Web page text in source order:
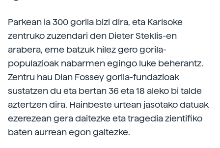
Parkean ia 300 gorila bizi dira, eta Karisoke
zentruko zuzendari den Dieter Steklis-en
arabera, eme batzuk hilez gero gorila-
populazioak nabarmen egingo luke beherantz.
Zentru hau Dian Fossey gorila-fundazioak
sustatzen du eta bertan 36 eta 18 aleko bi talde
aztertzen dira. Hainbeste urtean jasotako datuak
ezerezean gera daitezke eta tragedia zientifiko
baten aurrean egon gaitezke.